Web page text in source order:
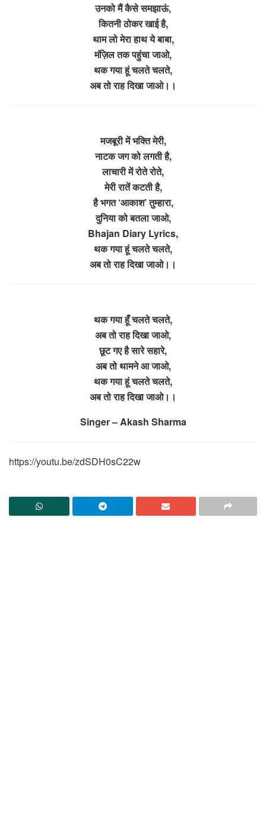
उनको मैं कैसे समझाऊं,
कितनी ठोकर खाई है,
थाम लो मेरा हाथ ये बाबा,
मंज़िल तक पहुंचा जाओ,
थक गया हूं चलते चलते,
अब तो राह दिखा जाओ।।
मजबूरी में भक्ति मेरी,
नाटक जग को लगती है,
लाचारी में रोते रोते,
मेरी रातें कटती है,
है भगत ‘आकाश’ तुम्हारा,
दुनिया को बतला जाओ,
Bhajan Diary Lyrics,
थक गया हूं चलते चलते,
अब तो राह दिखा जाओ।।
थक गया हूँ चलते चलते,
अब तो राह दिखा जाओ,
छूट गए है सारे सहारे,
अब तो थामने आ जाओ,
थक गया हूं चलते चलते,
अब तो राह दिखा जाओ।।
Singer – Akash Sharma
https://youtu.be/zdSDH0sC22w